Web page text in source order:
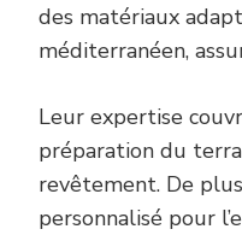
des matériaux
méditerranéen,
Leur expertise
préparation du
revêtement. De
personnalisé pour